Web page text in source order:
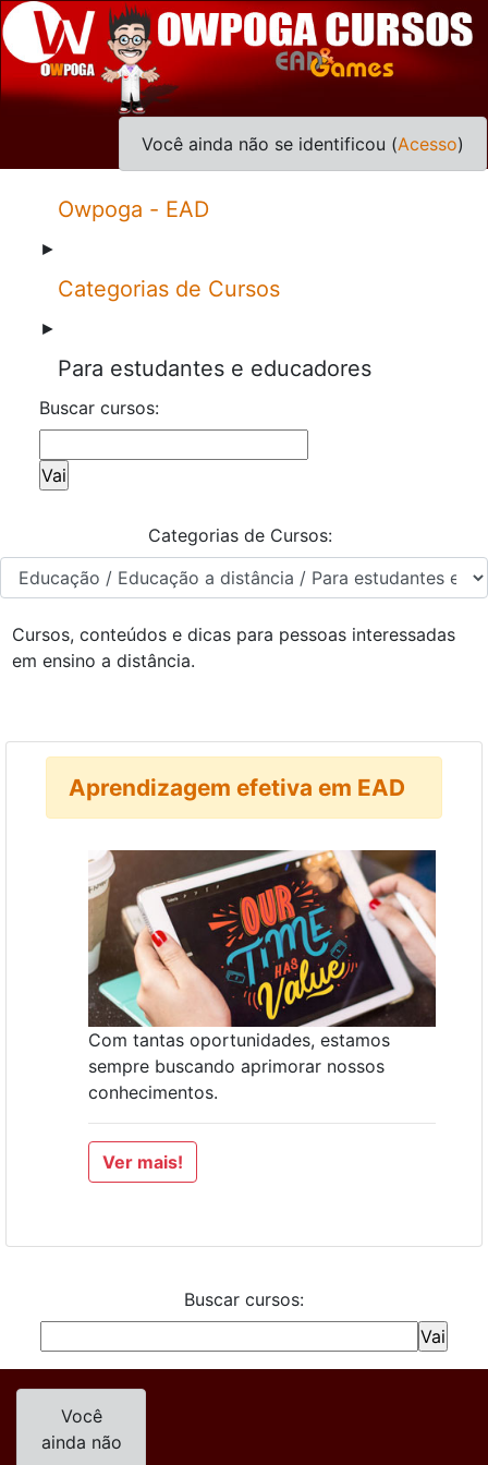
Você ainda não se identificou (Acesso)
Owpoga - EAD
►
Categorias de Cursos
►
Para estudantes e educadores
Buscar cursos:
Categorias de Cursos:
Cursos, conteúdos e dicas para pessoas interessadas
em ensino a distância.
Aprendizagem efetiva em EAD
Com tantas oportunidades, estamos
sempre buscando aprimorar nossos
conhecimentos.
Ver mais!
Buscar cursos:
Você
ainda não